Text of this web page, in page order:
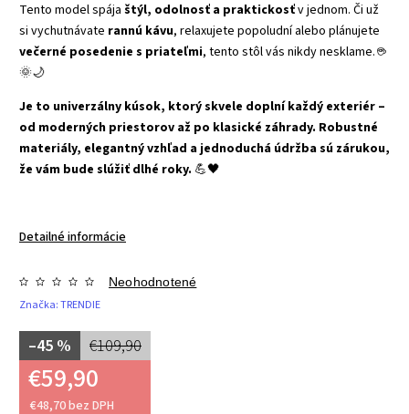
Tento model spája štýl, odolnosť a praktickosťv jednom. Či už
si vychutnávate rannú kávu, relaxujete popoludní alebo plánujete
večerné posedenie s priateľmi, tento stôl vás nikdy nesklame. ☕
🌞🌙
Je to univerzálny kúsok, ktorý skvele doplní každý exteriér –
od moderných priestorov až po klasické záhrady. Robustné
materiály, elegantný vzhľad a jednoduchá údržba sú zárukou,
že vám bude slúžiť dlhé roky. 💪🖤
Detailné informácie
Značka:TRENDIE
Neohodnotené
€109,90
–45 %
€59,90
€48,70 bez DPH